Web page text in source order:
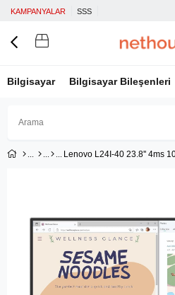
KAMPANYALAR SSS
Bilgisayar Bilgisayar Bileşenleri